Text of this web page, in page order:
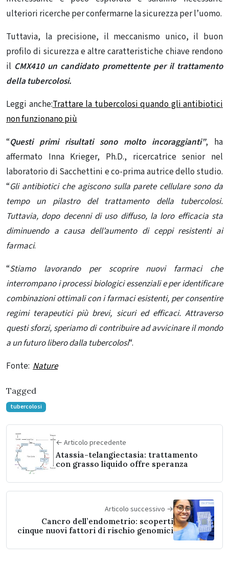
ulteriori ricerche per confermarne la sicurezza per l’uomo.
Tuttavia, la precisione, il meccanismo unico, il buon
profilo di sicurezza e altre caratteristiche chiave rendono
il CMX410 un candidato promettente per il trattamento
della tubercolosi.
Leggi anche:Trattare la tubercolosi quando gli antibiotici
non funzionano più
“Questi primi risultati sono molto incoraggianti”, ha
affermato Inna Krieger, Ph.D., ricercatrice senior nel
laboratorio di Sacchettini e co-prima autrice dello studio.
“Gli antibiotici che agiscono sulla parete cellulare sono da
tempo un pilastro del trattamento della tubercolosi.
Tuttavia, dopo decenni di uso diffuso, la loro efficacia sta
diminuendo a causa dell’aumento di ceppi resistenti ai
farmaci.
“Stiamo lavorando per scoprire nuovi farmaci che
interrompano i processi biologici essenziali e per identificare
combinazioni ottimali con i farmaci esistenti, per consentire
regimi terapeutici più brevi, sicuri ed efficaci. Attraverso
questi sforzi, speriamo di contribuire ad avvicinare il mondo
a un futuro libero dalla tubercolosi“.
Fonte: Nature
Tagged
tubercolosi
← Articolo precedente
Atassia-telangiectasia: trattamento
con grasso liquido offre speranza
Articolo successivo →
Cancro dell’endometrio: scoperti
cinque nuovi fattori di rischio genomici